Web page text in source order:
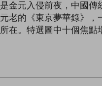
金元入侵前夜，中國
老的《東京夢華錄》
在。特選圖中十個焦